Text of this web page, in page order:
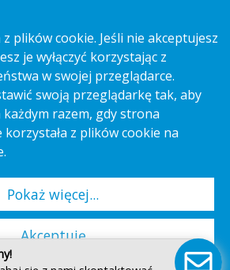
z nami
ochrony prywatności
Display AB. All rights reserved.
plików cookie. Jeśli nie akceptujesz
je wyłączyć korzystając z
w swojej przeglądarce.
swoją przeglądarkę tak, aby
każdym razem, gdy strona
z plików cookie na
Pokaż więcej...
Akceptuję